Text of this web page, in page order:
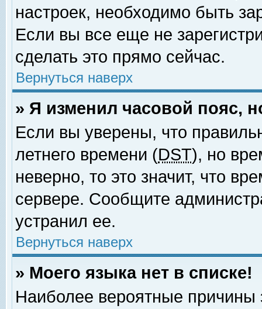
настроек, необходимо быть
Если вы все еще не
сделать это прямо сейчас.
Вернуться наверх
» Я изменил часовой пояс,
Если вы уверены, что
летнего времени (DST), но
неверно, то это значит, что
сервере. Сообщите
устранил ее.
Вернуться наверх
» Моего языка нет в списке!
Наиболее вероятные причины